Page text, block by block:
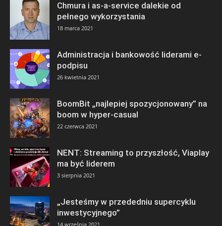
Chmura i as-a-service dalekie od
pełnego wykorzystania
18 marca 2021
Administracja i bankowość liderami e-
podpisu
26 kwietnia 2021
BoomBit „najlepiej spozycjonowany” na
boom w hyper-casual
22 czerwca 2021
NENT: Streaming to przyszłość, Viaplay
ma być liderem
3 sierpnia 2021
„Jesteśmy w przededniu supercyklu
inwestycyjnego”
14 września 2021